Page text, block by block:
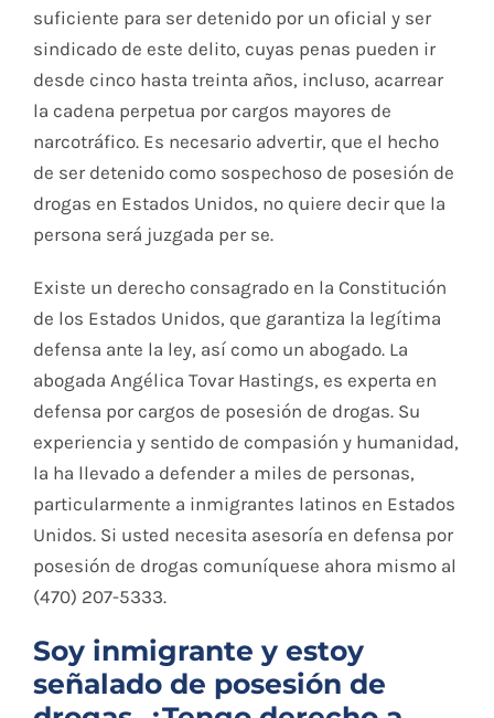
suficiente para ser detenido por un oficial y ser
sindicado de este delito, cuyas penas pueden ir
desde cinco hasta treinta años, incluso, acarrear
la cadena perpetua por cargos mayores de
narcotráfico. Es necesario advertir, que el hecho
de ser detenido como sospechoso de posesión de
drogas en Estados Unidos, no quiere decir que la
persona será juzgada per se.
Existe un derecho consagrado en la Constitución
de los Estados Unidos, que garantiza la legítima
defensa ante la ley, así como un abogado. La
abogada Angélica Tovar Hastings, es experta en
defensa por cargos de posesión de drogas. Su
experiencia y sentido de compasión y humanidad,
la ha llevado a defender a miles de personas,
particularmente a inmigrantes latinos en Estados
Unidos. Si usted necesita asesoría en defensa por
posesión de drogas comuníquese ahora mismo al
(470) 207-5333.
Soy inmigrante y estoy
señalado de posesión de